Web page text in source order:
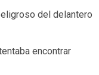
del delantero
encontrar